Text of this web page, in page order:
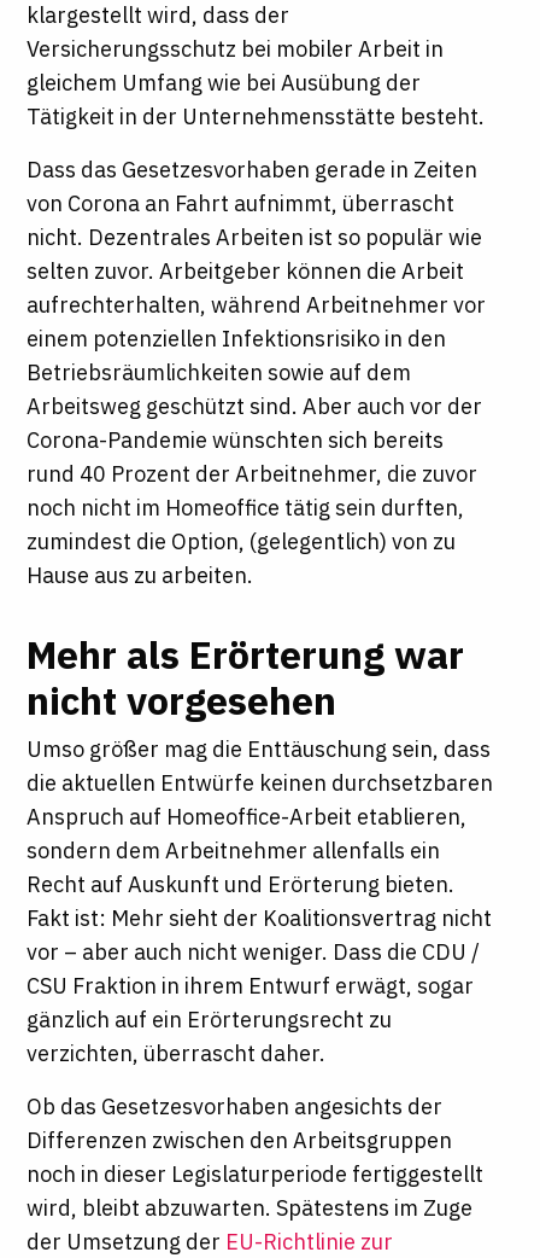
klargestellt wird, dass der
Versicherungsschutz bei mobiler Arbeit in
gleichem Umfang wie bei Ausübung der
Tätigkeit in der Unternehmensstätte besteht.
Dass das Gesetzesvorhaben gerade in Zeiten
von Corona an Fahrt aufnimmt, überrascht
nicht. Dezentrales Arbeiten ist so populär wie
selten zuvor. Arbeitgeber können die Arbeit
aufrechterhalten, während Arbeitnehmer vor
einem potenziellen Infektionsrisiko in den
Betriebsräumlichkeiten sowie auf dem
Arbeitsweg geschützt sind. Aber auch vor der
Corona-Pandemie wünschten sich bereits
rund 40 Prozent der Arbeitnehmer, die zuvor
noch nicht im Homeoffice tätig sein durften,
zumindest die Option, (gelegentlich) von zu
Hause aus zu arbeiten.
Mehr als Erörterung war
nicht vorgesehen
Umso größer mag die Enttäuschung sein, dass
die aktuellen Entwürfe keinen durchsetzbaren
Anspruch auf Homeoffice-Arbeit etablieren,
sondern dem Arbeitnehmer allenfalls ein
Recht auf Auskunft und Erörterung bieten.
Fakt ist: Mehr sieht der Koalitionsvertrag nicht
vor – aber auch nicht weniger. Dass die CDU /
CSU Fraktion in ihrem Entwurf erwägt, sogar
gänzlich auf ein Erörterungsrecht zu
verzichten, überrascht daher.
Ob das Gesetzesvorhaben angesichts der
Differenzen zwischen den Arbeitsgruppen
noch in dieser Legislaturperiode fertiggestellt
wird, bleibt abzuwarten. Spätestens im Zuge
der Umsetzung der EU-Richtlinie zur